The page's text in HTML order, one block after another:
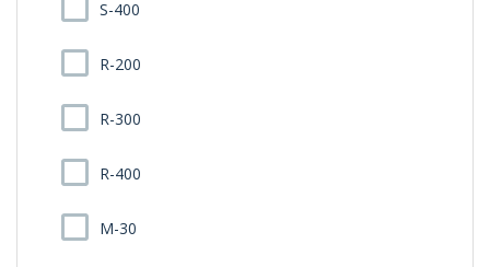
S-400
R-200
R-300
R-400
M-30